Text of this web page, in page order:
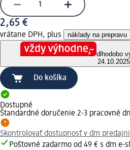
2,65 €
vrátane DPH, plus náklady na prepravu
dlhodobo
24.10.2025
Do košíka
Dostupné
Štandardné doručenie 2-3 pracovné
Skontrolovať dostupnosť v dm predajni
Poštovné zadarmo od 49 € s dm e-